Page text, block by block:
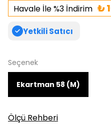
Havale İle %3 İndirim ₺
Yetkili Satıcı
Seçenek
Ekartman 58 (M)
Ölçü Rehberi